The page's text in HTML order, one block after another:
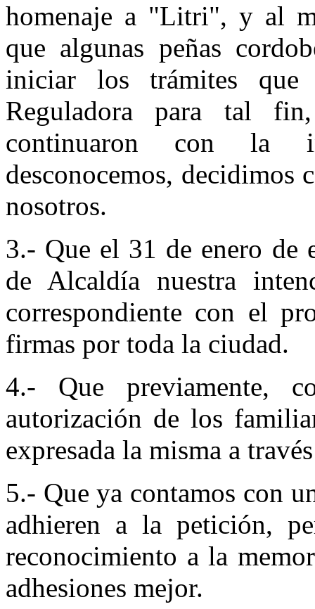
homenaje a "Litri", y al
que algunas peñas
iniciar los trámites que
Reguladora para tal
continuaron con la
desconocemos,
nosotros.
3.- Que el 31 de enero de
de Alcaldía nuestra
correspondiente con el
firmas por toda la ciudad.
4.- Que previamente,
autorización de los
expresada la misma a
5.- Que ya contamos con
adhieren a la petición,
reconocimiento a la
adhesiones mejor.